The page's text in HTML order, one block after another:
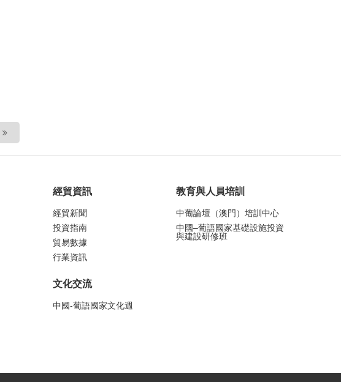
經貿資訊
經貿新聞
投資指南
貿易數據
行業資訊
文化交流
中國-葡語國家文化週
教育與人員培訓
中葡論壇（澳門）培訓中心
中國–葡語國家基礎設施投資
與建設研修班